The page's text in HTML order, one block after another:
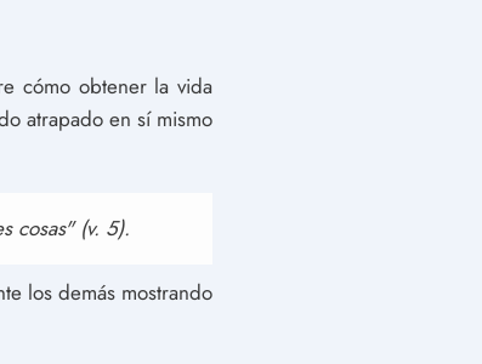
cómo obtener la vida
atrapado en sí mismo
cosas" (v. 5).
los demás mostrando